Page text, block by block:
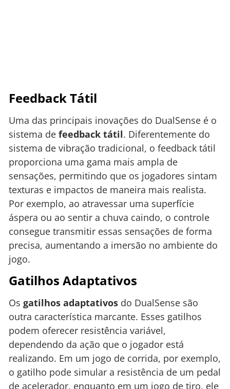
Feedback Tátil
Uma das principais inovações do DualSense é o
sistema de feedback tátil. Diferentemente do
sistema de vibração tradicional, o feedback tátil
proporciona uma gama mais ampla de
sensações, permitindo que os jogadores sintam
texturas e impactos de maneira mais realista.
Por exemplo, ao atravessar uma superfície
áspera ou ao sentir a chuva caindo, o controle
consegue transmitir essas sensações de forma
precisa, aumentando a imersão no ambiente do
jogo.
Gatilhos Adaptativos
Os gatilhos adaptativos do DualSense são
outra característica marcante. Esses gatilhos
podem oferecer resistência variável,
dependendo da ação que o jogador está
realizando. Em um jogo de corrida, por exemplo,
o gatilho pode simular a resistência de um pedal
de acelerador, enquanto em um jogo de tiro, ele